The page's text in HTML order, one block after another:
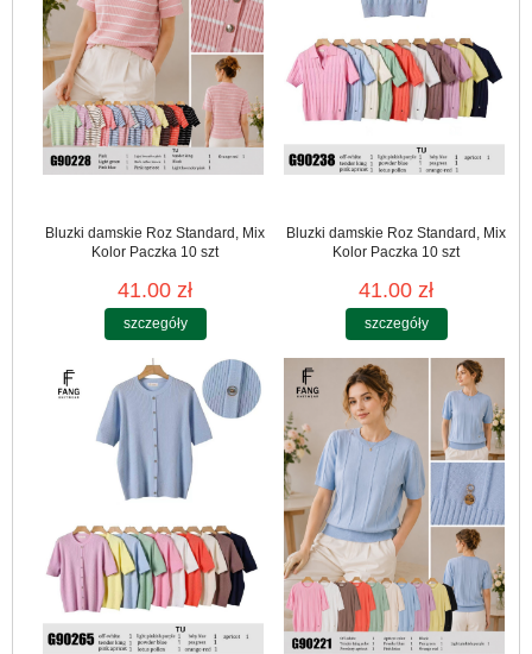
Bluzki damskie Roz Standard, Mix
Kolor Paczka 10 szt
41.00 zł
szczegóły
Bluzki damskie Roz Standard, Mix
Kolor Paczka 10 szt
41.00 zł
szczegóły